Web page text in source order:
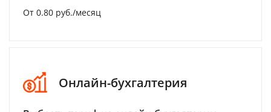
От 0.80 руб./месяц
Онлайн-бухгалтерия